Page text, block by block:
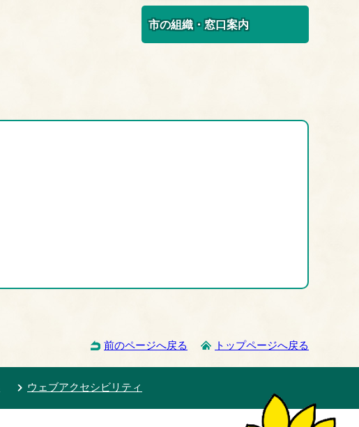
市の組織・窓口案内
前のページへ戻る トップページへ戻る
ウェブアクセシビリティ